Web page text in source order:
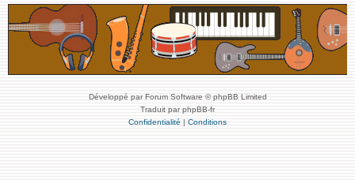
Développé par Forum Software © phpBB Limited
Traduit par phpBB-fr
Confidentialité | Conditions